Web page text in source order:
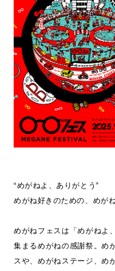
“めがねよ、ありがとう”
めがね好きのための、めが
めがねフェスは「めがねよ
集まるめがねの感謝祭。め
スや、めがねステージ、め